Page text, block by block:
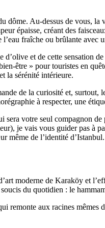
dôme. Au-dessus de vous, la
épaisse, créant des
l’eau fraîche ou brûlante avec
et de cette sensation
être » pour touristes en
la sérénité intérieure.
de la curiosité et, surtout,
à respecter, une
votre seul compagnon
je vais vous guider pas à
même de l’identité d’Istanbul.
moderne de Karaköy et
du quotidien : le
remonte aux racines mêmes